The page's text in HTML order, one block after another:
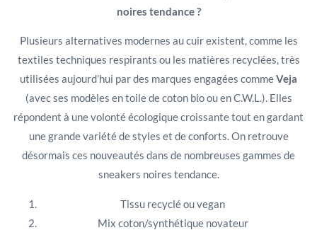
noires tendance ?
Plusieurs alternatives modernes au cuir existent, comme les
textiles techniques respirants ou les matières recyclées, très
utilisées aujourd’hui par des marques engagées commeVeja
(avec ses modèles en toile de coton bio ou en C.W.L.). Elles
répondent à une volonté écologique croissante tout en gardant
une grande variété de styles et de conforts. On retrouve
désormais ces nouveautés dans de nombreuses gammes de
sneakers noires tendance.
Tissu recyclé ou vegan
Mix coton/synthétique novateur